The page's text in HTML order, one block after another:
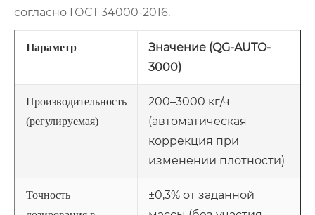
согласно ГОСТ 34000-2016.
Параметр
Значение (QG-AUTO-
3000)
Производительность
(регулируемая)
200–3000 кг/ч
(автоматическая
коррекция при
изменении плотности)
Точность
±0,3% от заданной